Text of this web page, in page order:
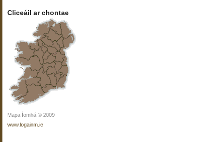
Cliceáil ar chontae
Mapa Íomhá © 2009
www.logainm.ie